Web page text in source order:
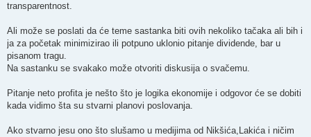
transparentnost.
Ali može se poslati da će teme sastanka biti ovih nekoliko tačaka ali bih i
ja za početak minimizirao ili potpuno uklonio pitanje dividende, bar u
pisanom tragu.
Na sastanku se svakako može otvoriti diskusija o svačemu.
Pitanje neto profita je nešto što je logika ekonomije i odgovor će se dobiti
kada vidimo šta su stvarni planovi poslovanja.
Ako stvarno jesu ono što slušamo u medijima od Nikšića,Lakića i ničim